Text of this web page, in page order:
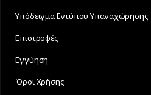
Υπόδειγμα Εντύπου Υπαναχώρησης
Επιστροφές
Εγγύηση
Όροι Χρήσης